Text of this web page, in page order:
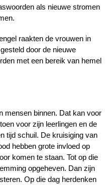
als nieuwe stromen
raakten de vrouwen in
door de nieuwe
met een bereik van hemel
mensen binnen. Dat kan voor
voor zijn leerlingen en de
tijd schuil. De kruisiging van
hebben grote invloed op
komen te staan. Tot op die
opgeheven. Dan zijn
Op die dag herdenken